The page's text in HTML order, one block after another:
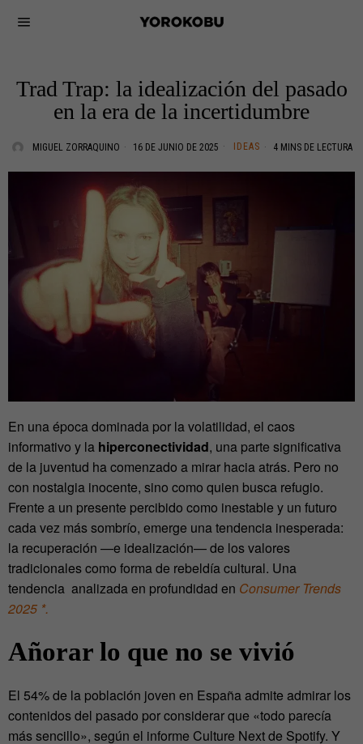
Trad Trap: la idealización del pasado
en la era de la incertidumbre
MIGUEL ZORRAQUINO 16 DE JUNIO DE 2025 IDEAS 4 MINS DE LECTURA
En una época dominada por la volatilidad, el caos
informativo y la hiperconectividad, una parte significativa
de la juventud ha comenzado a mirar hacia atrás. Pero no
con nostalgia inocente, sino como quien busca refugio.
Frente a un presente percibido como inestable y un futuro
cadavez más sombrío, emerge una tendencia inesperada:
la recuperación —e idealización— de losvalores
tradicionales como forma de rebeldía cultural. Una
tendencia analizada en profundidad en Consumer Trends
2025 *.
Añorar lo que no se vivió
El 54% de la población joven en España admite admirar los
contenidos del pasado porconsiderar que «todo parecía
más sencillo», según el informe Culture Next de Spotify. Y